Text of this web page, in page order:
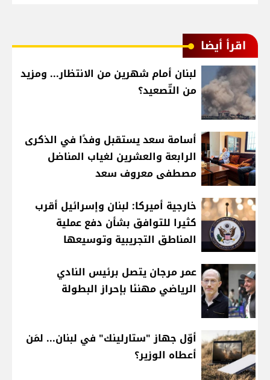
اقرأ أيضا
لبنان أمام شهرين من الانتظار... ومزيد
من التّصعيد؟
أسامة سعد يستقبل وفدًا في الذكرى
الرابعة والعشرين لغياب المناضل
مصطفى معروف سعد
خارجية أميركا: لبنان وإسرائيل أقرب
كثيرا للتوافق بشأن دفع عملية
المناطق التجريبية وتوسيعها
عمر مرجان يتصل برئيس النادي
الرياضي مهنئا بإحراز البطولة
أوّل جهاز "ستارلينك" في لبنان... لمَن
أعطاه الوزير؟